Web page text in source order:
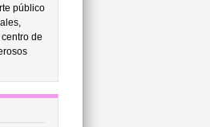
público
de